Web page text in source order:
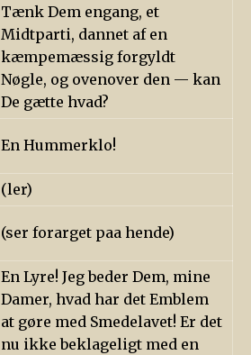
Tænk Dem engang, et
Midtparti, dannet af en
kæmpemæssig forgyldt
Nøgle, og ovenover den — kan
De gætte hvad?
En Hummerklo!
(ler)
(ser forarget paa hende)
En Lyre! Jeg beder Dem, mine
Damer, hvad har det Emblem
at gøre med Smedelavet! Er det
nu ikke beklageligt med en